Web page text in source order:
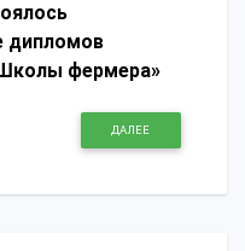
дипломов
фермера»
ДАЛЕЕ